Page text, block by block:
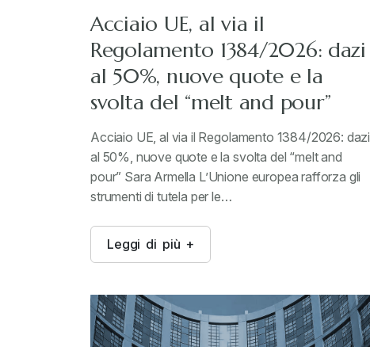
Acciaio UE, al via il
Regolamento 1384/2026: dazi
al 50%, nuove quote e la
svolta del “melt and pour”
Acciaio UE, al via il Regolamento 1384/2026: dazi
al 50%, nuove quote e la svolta del “melt and
pour” Sara Armella L’Unione europea rafforza gli
strumenti di tutela per le…
Leggi di più +